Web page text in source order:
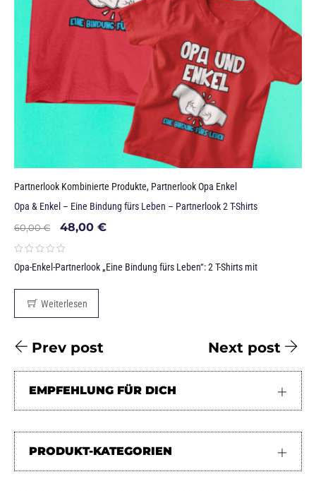
Partnerlook Kombinierte Produkte, Partnerlook Opa Enkel
Opa & Enkel – Eine Bindung fürs Leben – Partnerlook 2 T-Shirts
60,00€ 48,00 €
Opa-Enkel-Partnerlook „Eine Bindung fürs Leben“: 2 T-Shirts mit
Weiterlesen
Prev post Next post
EMPFEHLUNG FÜR DICH
PRODUKT-KATEGORIEN